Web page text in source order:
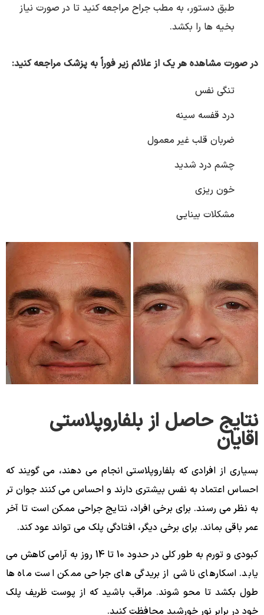
طبق دستور، به مطب جراح مراجعه کنید تا در صورت نیاز
بخیه ها را بکشد.
در صورت مشاهده هر یک از علائم زیر فوراً به پزشک مراجعه کنید:
تنگی نفس
درد قفسه سینه
ضربان قلب غیر معمول
چشم درد شدید
خون ریزی
مشکلات بینایی
نتایج حاصل از بلفاروپلاستی
اقایان
بسیاری از افرادی که بلفاروپلاستی انجام می دهند، می گویند که
احساس اعتماد به نفس بیشتری دارند و احساس می کنند جوان تر
به نظر می رسند. برای برخی افراد، نتایج جراحی ممکن است تا آخر
عمر باقی بماند. برای برخی دیگر، افتادگی پلک می تواند عود کند.
کبودی و تورم به طور کلی در حدود 10 تا 14 روز به آرامی کاهش می
یابد. اسکارهای ناشی از بریدگی های جراحی ممکن است ماه ها
طول بکشد تا محو شوند. مراقب باشید که از پوست ظریف پلک
خود در برابر نور خورشید محافظت کنید.